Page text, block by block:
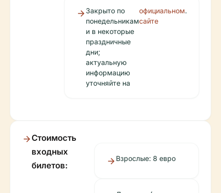
Закрыто по
понедельникам
и в некоторые
праздничные
дни;
актуальную
информацию
уточняйте на
официальном
сайте
.
Стоимость
входных
билетов:
Взрослые: 8 евро